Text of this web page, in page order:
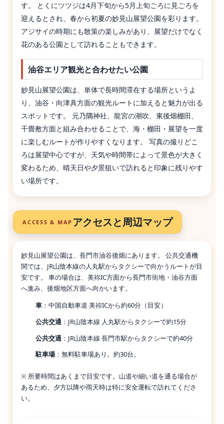
す。 とくにツツジは4月下旬から5月上旬ごろに見ごろを
迎えるとされ、春から初夏の妙見山展望公園を彩ります。
アジサイの時期にも散策の楽しみがあり、展望だけでなく
花のある公園として訪れることもできます。
油谷エリア観光と合わせたい公園
妙見山展望公園は、単体で長時間滞在する場所というよ
り、油谷・向津具方面の観光ルートに加えると魅力が出る
スポットです。 元乃隅神社、龍宮の潮吹、東後畑棚田、
千畳敷方面と組み合わせることで、海・棚田・展望を一度
に楽しむルートが作りやすくなります。 写真の撮りどこ
ろは展望中心ですが、天気や時間帯によって景色が大きく
変わるため、晴天日や夕景狙いで訪れると印象に残りやす
い場所です。
ACCESS & MAP アクセスと周辺マップ
妙見山展望公園は、長門市油谷後畑にあります。 公共交通機
関では、JR山陰本線の人丸駅からタクシーで向かうルートが目
安です。 車の場合は、美祢IC方面から長門市街地・油谷方面
へ進み、後畑地区方面へ向かいます。
車：中国自動車道 美祢ICから約60分（目安）
公共交通：JR山陰本線 人丸駅からタクシーで約15分
公共交通：JR山陰本線 長門市駅からタクシーで約40分
駐車場：無料駐車場あり。約30台。
※ 所要時間はあくまで目安です。山道や細い道を通る場合が
あるため、夕方以降や雨天時は特に安全運転で訪れてくださ
い。